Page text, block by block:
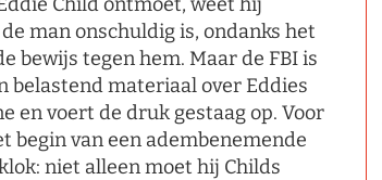
man onschuldig is, ondanks het
bewijs tegen hem. Maar de FBI is
belastend materiaal over Eddies
en voert de druk gestaag op. Voor
begin van een adembenemende
niet alleen moet hij Childs